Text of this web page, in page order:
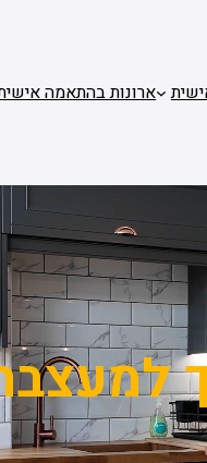
ארונות בהתאמה